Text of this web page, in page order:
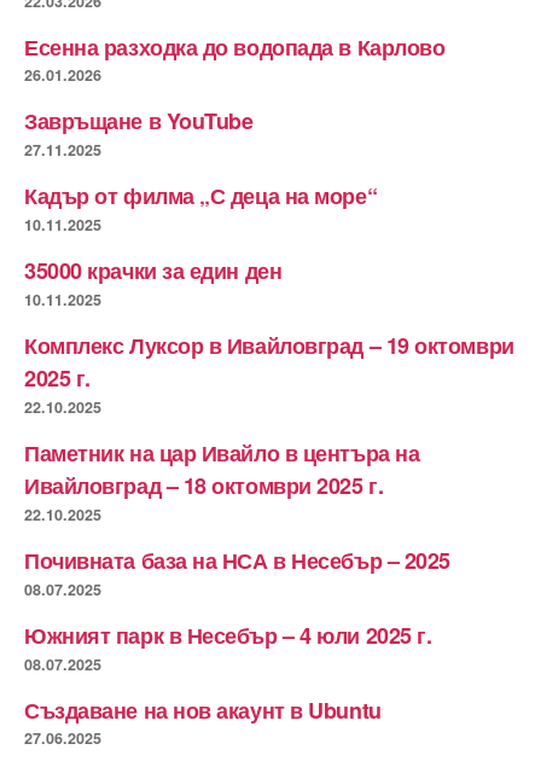
Есенна разходка до водопада в Карлово
26.01.2026
Завръщане в YouTube
27.11.2025
Кадър от филма „С деца на море“
10.11.2025
35000 крачки за един ден
10.11.2025
Комплекс Луксор в Ивайловград – 19 октомври
2025 г.
22.10.2025
Паметник на цар Ивайло в центъра на
Ивайловград – 18 октомври 2025 г.
22.10.2025
Почивната база на НСА в Несебър – 2025
08.07.2025
Южният парк в Несебър – 4 юли 2025 г.
08.07.2025
Създаване на нов акаунт в Ubuntu
27.06.2025